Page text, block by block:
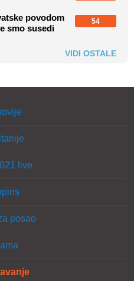
povodom
smo susedi
54
VIDI OSTALE
live
posao